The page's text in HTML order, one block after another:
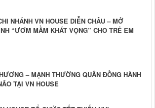
NHÁNH VN HOUSE DIỄN CHÂU – MỞ
“ƯƠM MẦM KHÁT VỌNG” CHO TRẺ EM
– MẠNH THƯỜNG QUÂN ĐỒNG HÀNH
TẠI VN HOUSE